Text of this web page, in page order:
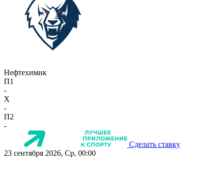
Нефтехимик
П1
-
X
-
П2
-
Сделать ставку
23 сентября 2026, Ср, 00:00